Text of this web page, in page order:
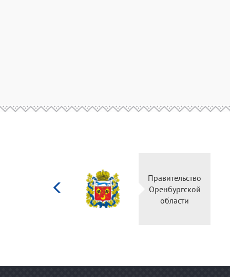
Министерство
культуры
Российской
федерации